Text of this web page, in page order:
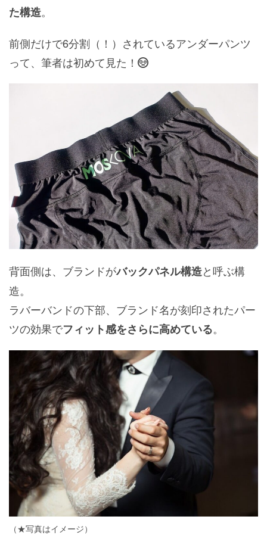
た構造。
前側だけで6分割（！）されているアンダーパンツ
って、筆者は初めて見た！
背面側は、ブランドがバックパネル構造と呼ぶ構
造。
ラバーバンドの下部、ブランド名が刻印されたパー
ツの効果でフィット感をさらに高めている。
（★写真はイメージ）